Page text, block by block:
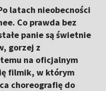
latach nieobecności
Co prawda bez
panie są świetnie
gorzej z
na oficjalnym
filmik, w którym
choreografię do